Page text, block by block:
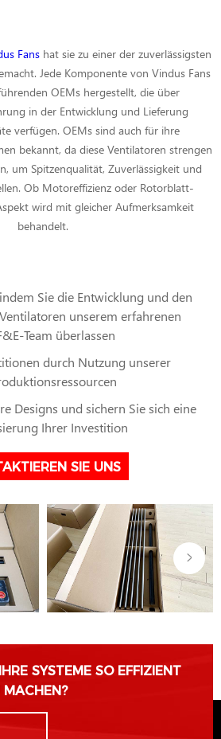
Fanshat sie zu einer der zuverlässigsten
Jede Komponente von Vindus Fans
OEMs hergestellt, die über
in der Entwicklung und Lieferung
verfügen. OEMs sind auch für ihre
bekannt, da diese Ventilatoren strengen
um Spitzenqualität, Zuverlässigkeit und
Ob Motoreffizienz oder Rotorblatt-
wird mit gleicher Aufmerksamkeit
behandelt.
Sie die Entwicklung und den
unserem erfahrenen
Team überlassen
durch Nutzung unserer
Designs und sichern Sie sich eine
Ihrer Investition
SIE UNS
SYSTEME SO EFFIZIENT